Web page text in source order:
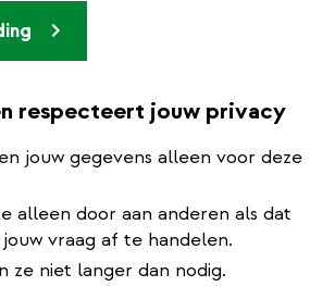
respecteert jouw privacy
jouw gegevens alleen voor deze
alleen door aan anderen als dat
vraag af te handelen.
ze niet langer dan nodig.